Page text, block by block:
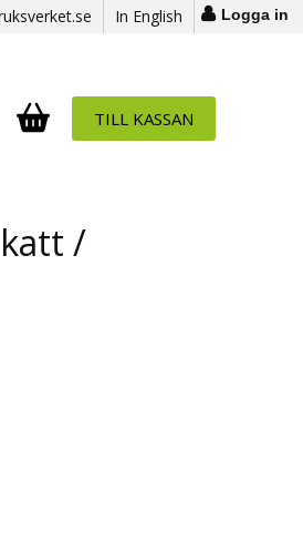
In English Logga in
Antal i varukorg:
. TILL KASSAN
/